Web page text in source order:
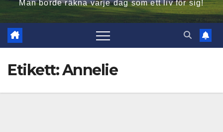
Man borde räkna varje dag som ett liv för sig!
Etikett:Annelie